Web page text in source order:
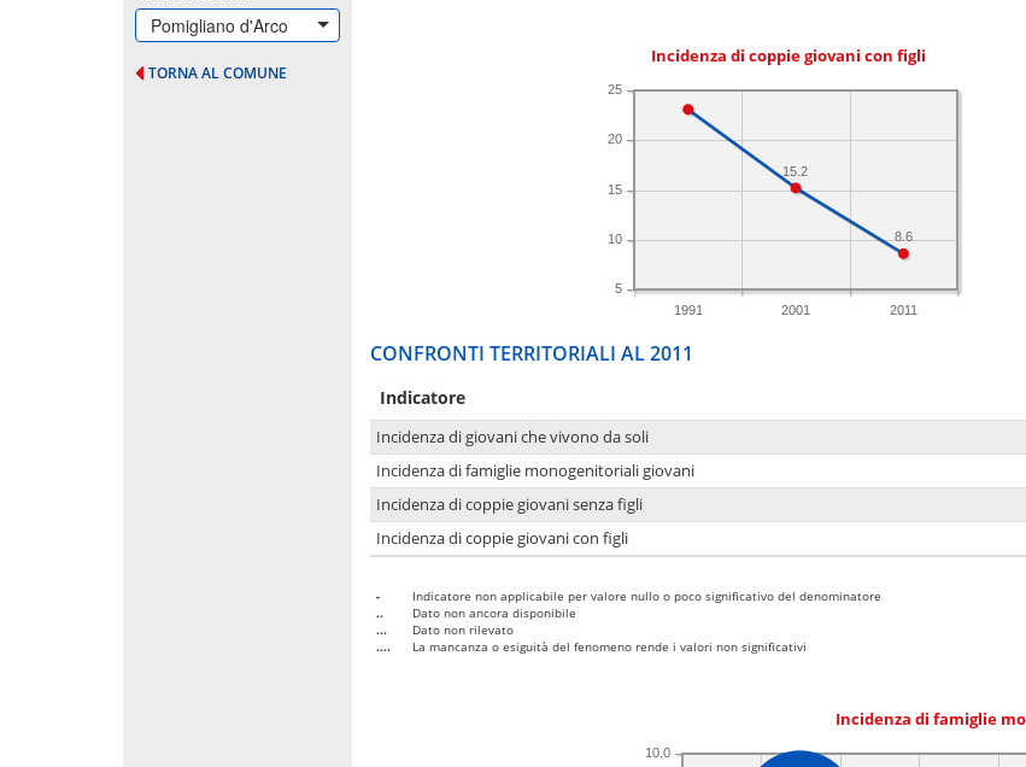
Pomigliano d'Arco
TORNA AL COMUNE
Incidenza di coppie giovani con figli
1991 2001 2011
5
10
15
20
25
8.6
15.2
CONFRONTI TERRITORIALI AL 2011
Indicatore
Incidenza di giovani che vivono da soli
Incidenza di famiglie monogenitoriali giovani
Incidenza di coppie giovani senza figli
Incidenza di coppie giovani con figli
-
Indicatore non applicabile per valore nullo o poco significativo del denominatore
..
Dato non ancora disponibile
...
Dato non rilevato
....
La mancanza o esiguità del fenomeno rende i valori non significativi
Incidenza di famiglie
10.0